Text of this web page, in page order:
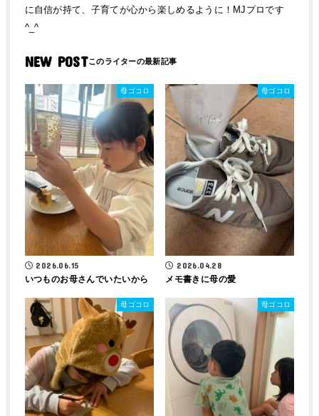
に自信が持て、子育てが心から楽しめるように！MJプロです
^_^
NEW POST
母ゴコロ
2026.06.15
いつものお母さんでいたいから
母ゴコロ
2026.04.28
メモ書きに母の愛
母ゴコロ 母ゴコロ